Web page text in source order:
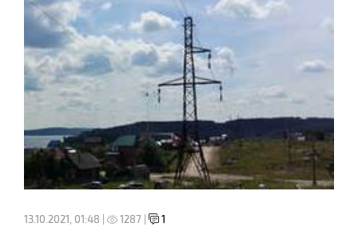
13.10.2021, 01:48 | 1287 | 1